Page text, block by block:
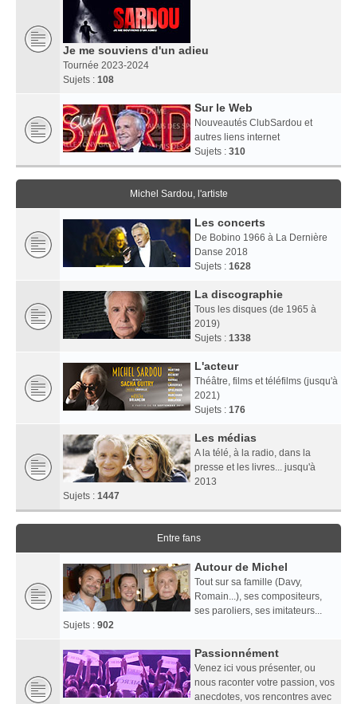
Je me souviens d'un adieu
Tournée 2023-2024
Sujets : 108
Sur le Web
Nouveautés ClubSardou et
autres liens internet
Sujets : 310
Michel Sardou, l'artiste
Les concerts
De Bobino 1966 à La Dernière
Danse 2018
Sujets : 1628
La discographie
Tous les disques (de 1965 à
2019)
Sujets : 1338
L'acteur
Théâtre, films et téléfilms (jusqu'à
2021)
Sujets : 176
Les médias
A la télé, à la radio, dans la
presse et les livres... jusqu'à
2013
Sujets : 1447
Entre fans
Autour de Michel
Tout sur sa famille (Davy,
Romain...), ses compositeurs,
ses paroliers, ses imitateurs...
Sujets : 902
Passionnément
Venez ici vous présenter, ou
nous raconter votre passion, vos
anecdotes, vos rencontres avec